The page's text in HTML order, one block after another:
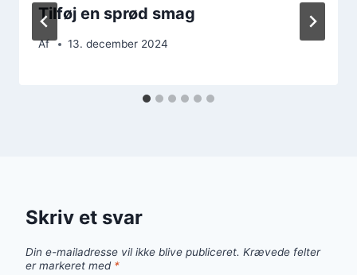
Tilføj en sprød smag
Af 13. december 2024
Skriv et svar
Din e-mailadresse vil ikke blive publiceret. Krævede felter
er markeret med *